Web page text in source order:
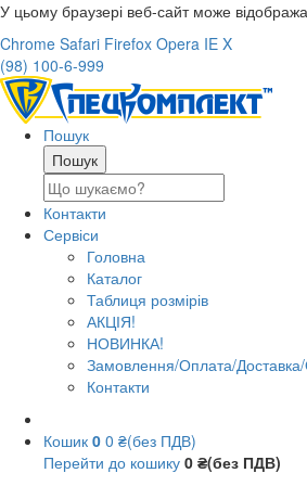
У цьому браузері веб-сайт може
Chrome Safari Firefox Opera IE X
(98) 100-6-999
Пошук
Контакти
Сервіси
Головна
Каталог
Таблиця розмірів
АКЦІЯ!
НОВИНКА!
Замовлення/Оплата/
Контакти
Кошик 0 0 ₴(без ПДВ)
Перейти до кошику 0 ₴(без ПДВ)